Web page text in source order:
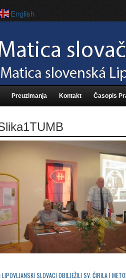
Preuzimanja Kontakt Časopis
LIPOVLJANSKI SLOVACI OBILJEŽILI SV. ĆIRILA I
English